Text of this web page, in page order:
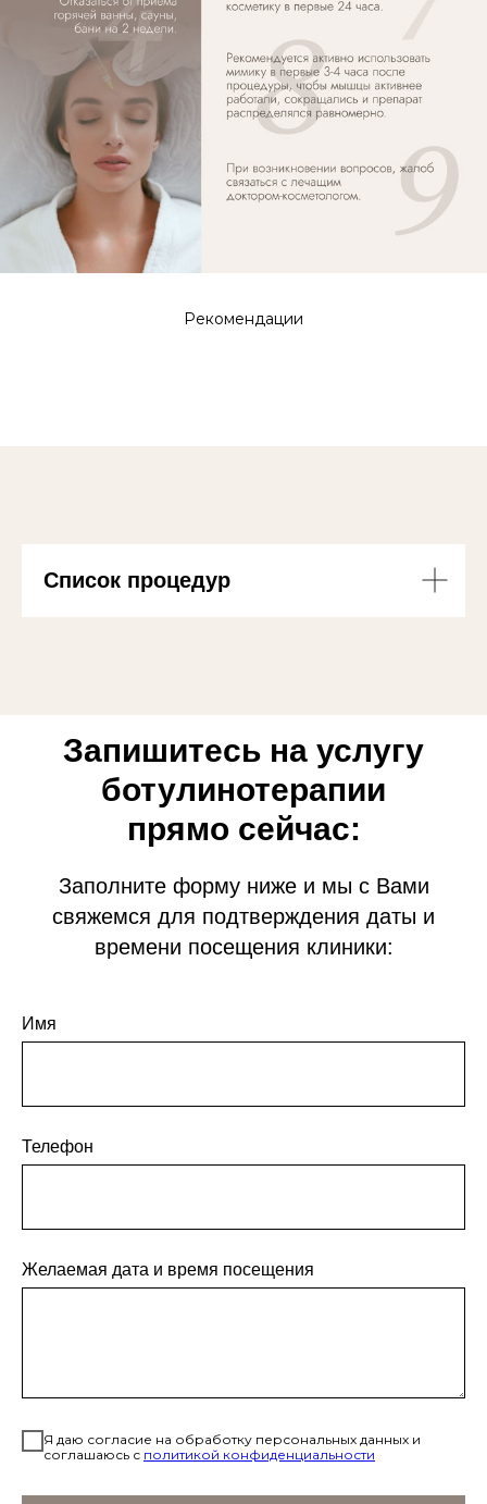
Рекомендации
Список процедур
Запишитесь на услугу
ботулинотерапии
прямо сейчас:
Заполните форму ниже и мы с Вами
свяжемся для подтверждения даты и
времени посещения клиники:
Имя
Телефон
Желаемая дата и время посещения
Я даю согласие на обработку персональных данных и
соглашаюсь с политикой конфиденциальности